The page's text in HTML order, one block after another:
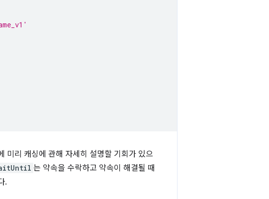
미리 캐싱에 관해 자세히 설명할 기회가 있으
는 약속을 수락하고 약속이 해결될 때
.